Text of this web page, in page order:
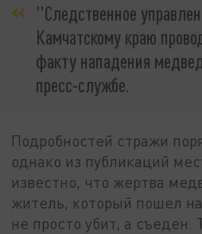
"Следственное
Камчатскому краю
факту нападения
пресс-службе.
Подробностей стражи
однако из публикаций
известно, что жертва
житель, который пошел
не просто убит, а съеден.